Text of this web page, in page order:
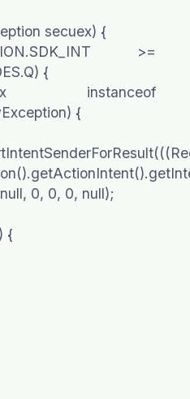
secuex) {
>=
{
instanceof
{
0, 0, 0, null);
{